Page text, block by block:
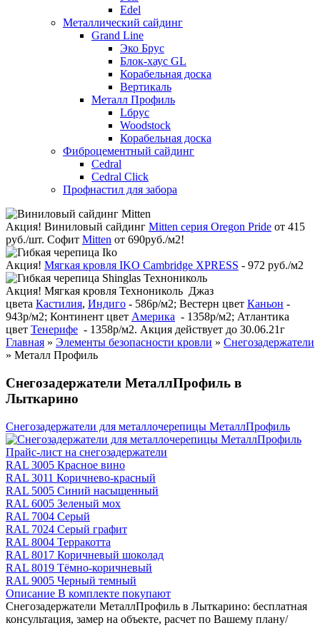
Edel
Металлический сайдинг
Grand Line
Эко Брус
Блок-хаус GL
Корабельная доска
Вертикаль
Металл Профиль
Lбрус
Woodstock
Корабельная доска
Фиброцементный сайдинг
Cedral
Cedral Click
Профнастил для забора
Акция! Виниловый сайдинг Mitten серия Oregon Pride от 415
руб./шт. Софит Mitten от 690руб./м2!
Акция! Мягкая кровля IKO Cambridge XPRESS - 972 руб./м2
Акция! Мягкая кровля Технониколь Джаз
цвета Кастилия, Индиго - 586р/м2; Вестерн цвет Каньон -
943р/м2; Континент цвет Америка - 1358р/м2; Атлантика
цвет Тенерифе - 1358р/м2. Акция действует до 30.06.21г
Главная » Элементы безопасности кровли » Снегозадержатели
» Металл Профиль
Снегозадержатели МеталлПрофиль в
Лыткарино
Снегозадержатели для металлочерепицы МеталлПрофиль
Прайс-лист на снегозадержатели
RAL 3005 Красное вино
RAL 3011 Коричнево-красный
RAL 5005 Синий насыщенный
RAL 6005 Зеленый мох
RAL 7004 Серый
RAL 7024 Серый графит
RAL 8004 Терракотта
RAL 8017 Коричневый шоколад
RAL 8019 Тёмно-коричневый
RAL 9005 Черный темный
Описание В комплекте покупают
Снегозадержатели МеталлПрофиль в Лыткарино: бесплатная
консультация, замер на объекте, расчет по Вашему плану/